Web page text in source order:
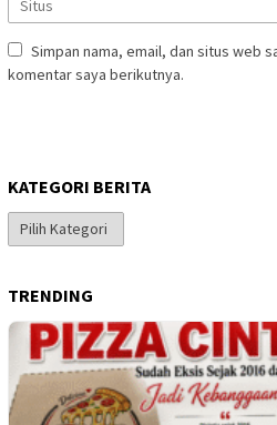
Simpan nama, email, dan situs web
komentar saya berikutnya.
KATEGORI BERITA
Kategori
Berita
TRENDING